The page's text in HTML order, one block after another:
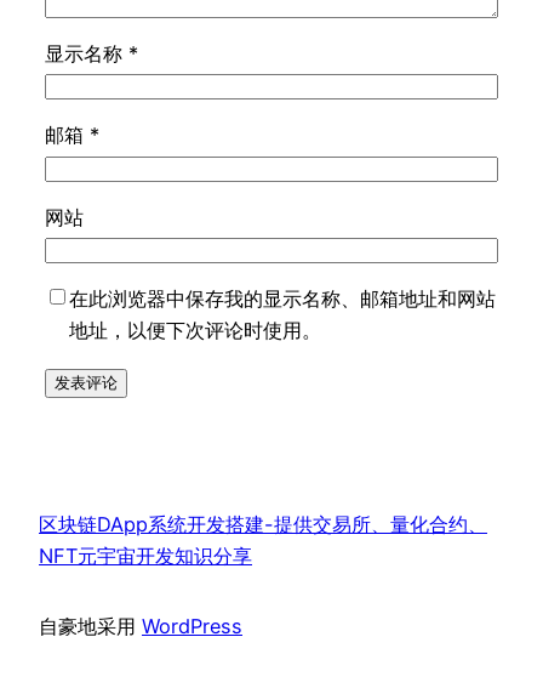
显示名称 *
邮箱 *
网站
在此浏览器中保存我的显示名称、邮箱地址和网站
地址，以便下次评论时使用。
区块链DApp系统开发搭建-提供交易所、量化合约、
NFT元宇宙开发知识分享
自豪地采用 WordPress